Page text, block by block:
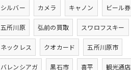
シルバー カメラ キャノン ビール券
五所川原 弘前の買取 スワロフスキー
ネックレス クオカード 五所川原市
バレンシアガ 黒石市 喜平 観光通店